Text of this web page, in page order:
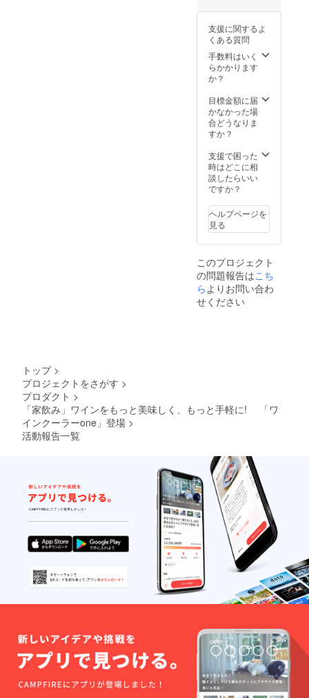
支援に関するよ
くある質問
手数料はいく
らかかります
か？
目標金額に届
かなかった場
合どうなりま
すか？
支援で困った
時はどこに相
談したらいい
ですか？
ヘルプページを
見る
このプロジェクト
の問題報告はこち
らよりお問い合わ
せください
トップ >
プロジェクトをさがす >
プロダクト >
「家飲み」ワインをもっと美味しく、もっと手軽に! 「ワ
インクーラーone」登場 >
活動報告一覧